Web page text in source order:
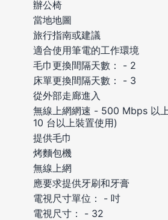
辦公椅
當地地圖
旅行指南或建議
適合使用筆電的工作環境
毛巾更換間隔天數： - 2
床單更換間隔天數： - 3
從外部走廊進入
無線上網網速 - 500 Mbps 以
10 台以上裝置使用)
提供毛巾
烤麵包機
無線上網
應要求提供牙刷和牙膏
電視尺寸單位： - 吋
電視尺寸： - 32